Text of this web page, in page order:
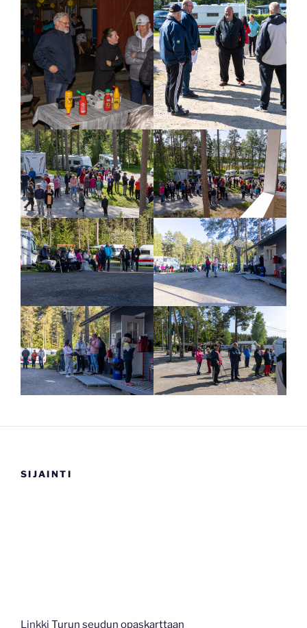
SIJAINTI
Linkki Turun seudun opaskarttaan